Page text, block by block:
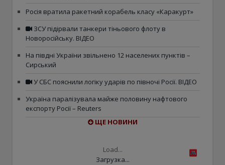
Росія вратила ракетний корабель класу «Каракурт»
ЗСУ підірвали танкери тіньового флоту в
Новоросійську. ВІДЕО
На півдні України звільнено 12 населених пунктів –
Сирський
У СБС пояснили логіку ударів по півночі Росії. ВІДЕО
Україна паралізувала майже половину нафтового
експорту Росії – Reuters
ЩЕ НОВИНИ
Load...
Загрузка...